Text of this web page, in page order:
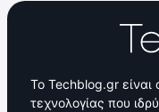
Το Techblog.gr είναι
τεχνολογίας που